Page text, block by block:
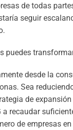
de todas
seguir
puedes
desde la
Sea
de
recaudar
de empresas